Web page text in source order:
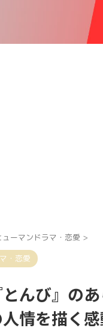
ューマンドラマ・恋愛 >
・恋愛
んび』の
情を描く